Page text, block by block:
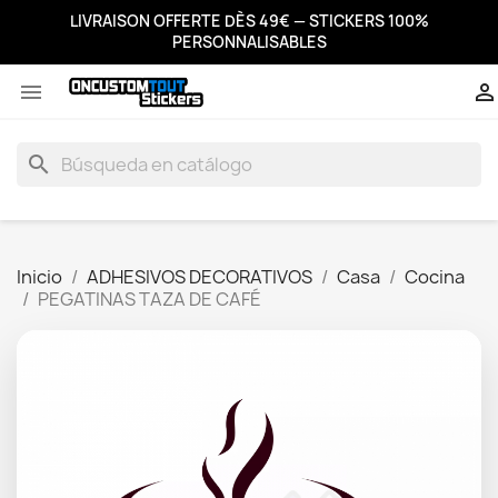
LIVRAISON OFFERTE DÈS 49€ — STICKERS 100%
PERSONNALISABLES
 
search
Inicio ADHESIVOS DECORATIVOS Casa
Cocina
PEGATINAS TAZA DE CAFÉ